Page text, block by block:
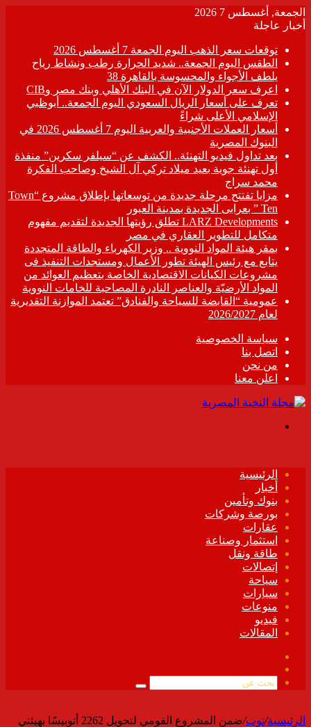
الجمعة, أغسطس 7 2026
أخبار عاجلة
توقعات سعر الذهب اليوم الجمعة 7 أغسطس 2026
الطقس اليوم الجمعة.. شديد الحرارة رطب ونشاط رياح
يلطف الأجواء والمحسوسة بالقاهرة 38
اعرف سعر الدولار الآن في البنك الأهلي وبنك مصر وCIB
تعرف على أسعار الريال السعودي اليوم الجمعة.. أبوظبي
الإسلامي الأعلى شراءً
أسعار العملات الأجنبية والعربية اليوم 7 أغسطس 2026 في
البنوك المصرية
بعد تداول فيديو التهنئة.. الكشف عن “سيلفر سكرين” منفذة
أول تهنئة جوية بعيد ميلاد تركي آل الشيخ وصاحب الفكرة
محمد سراج
مزايا تفتتح مرحلة جديدة من توسعاتها بإطلاق مشروع “Town
Ten ” بعرابى الجديدة بمدينة العبور
LARZ Developments تطلق رؤيتها الجديدة لتقديم مفهوم
متكامل للتطوير العقاري في مصر
بمقر هيئة المواد النووية .. وزير الكهرباء والطاقة المتجددة
يتابع مع رئيس الهيئة تطور الأعمال ومستجدات التنفيذ فى
مشروعات الكيانات الاقتصادية الخاصة بتعظيم العوائد من
المواد الأرضيّة والعناصر النادرة المصاحبة للخامات النووية
عمومية “القابضة للسياحة والفنادق” تعتمد الموازنة التقديرية
لعام 2026/2027
سياسة الخصوصية
اتصل بنا
من نحن
اعلن معنا
الرئيسية
أخبار
بنوك وتأمين
بورصة وشركات
عقارات
استثمار وصناعة
طاقة ونقل
إتصالات
سياحة
سيارات
منوعات
فيديو
المقالات
الموقع
بحث
الرئيسية/توب/
ضمن المشروع القومي لتحويل 2262 أتوبيسًا بهيئتي